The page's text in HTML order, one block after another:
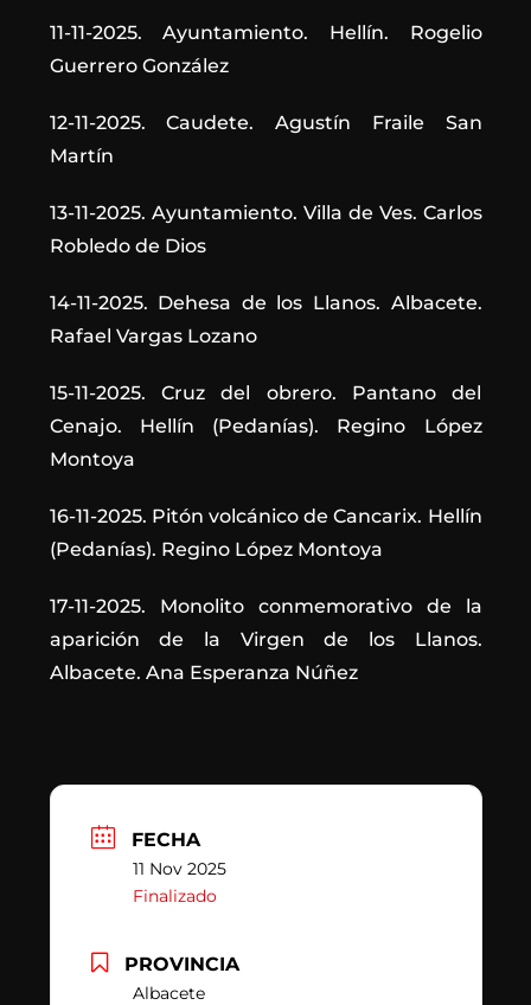
11-11-2025. Ayuntamiento. Hellín. Rogelio
Guerrero González
12-11-2025. Caudete. Agustín Fraile San
Martín
13-11-2025. Ayuntamiento. Villa de Ves. Carlos
Robledo de Dios
14-11-2025. Dehesa de los Llanos. Albacete.
Rafael Vargas Lozano
15-11-2025. Cruz del obrero. Pantano del
Cenajo. Hellín (Pedanías). Regino López
Montoya
16-11-2025. Pitón volcánico de Cancarix. Hellín
(Pedanías). Regino López Montoya
17-11-2025. Monolito conmemorativo de la
aparición de la Virgen de los Llanos.
Albacete. Ana Esperanza Núñez
FECHA
11 Nov 2025
Finalizado
PROVINCIA
Albacete